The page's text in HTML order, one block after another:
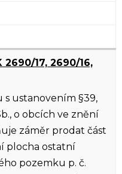
2690/17, 2690/16,
s ustanovením §39,
o obcích ve znění
záměr prodat část
plocha ostatní
pozemku p. č.